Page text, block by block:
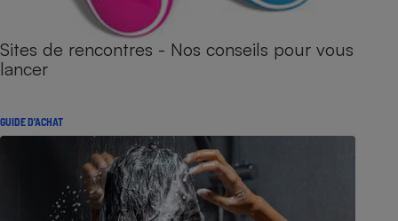
Sites de rencontres - Nos conseils pour vous
lancer
GUIDE D'ACHAT